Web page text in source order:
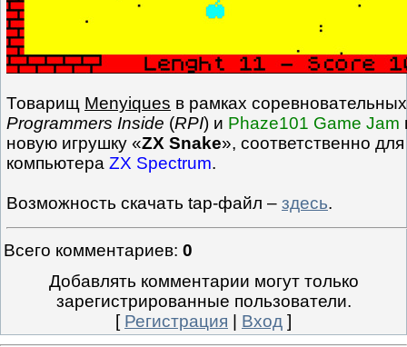
Товарищ Menyiques в рамках
Programmers Inside (RPI) и Phaze101 Game Jam
новую игрушку «ZX Snake», соответственно
компьютера ZX Spectrum.
Возможность скачать tap-файл – здесь.
Всего комментариев: 0
Добавлять комментарии могут только
зарегистрированные пользователи.
[ Регистрация Вход ]